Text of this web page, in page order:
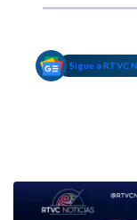
Sigue a RTVC